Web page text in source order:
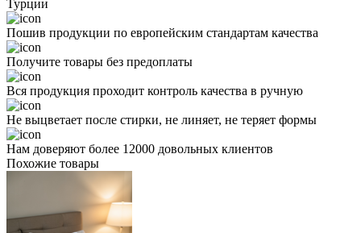
Турции
Пошив продукции по европейским стандартам качества
Получите товары без предоплаты
Вся продукция проходит контроль качества в ручную
Не выцветает после стирки, не линяет, не теряет формы
Нам доверяют более 12000 довольных клиентов
Похожие товары